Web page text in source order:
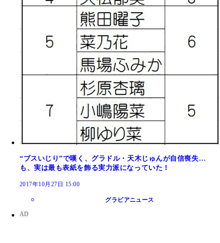
“ブスいじり”で嘆く、グラドル・天木じゅんが自信喪失…
も、実は最も表紙を飾る実力派になっていた！
2017年10月27日 15:00
グラビアニュース